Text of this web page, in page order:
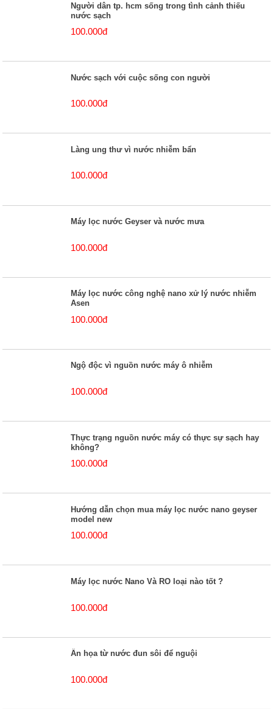
Người dân tp. hcm sống trong tình cảnh thiếu
nước sạch
100.000đ
Nước sạch với cuộc sống con người
100.000đ
Làng ung thư vì nước nhiễm bẩn
100.000đ
Máy lọc nước Geyser và nước mưa
100.000đ
Máy lọc nước công nghệ nano xử lý nước nhiễm
Asen
100.000đ
Ngộ độc vì nguồn nước máy ô nhiễm
100.000đ
Thực trạng nguồn nước máy có thực sự sạch hay
không?
100.000đ
Hướng dẫn chọn mua máy lọc nước nano geyser
model new
100.000đ
Máy lọc nước Nano Và RO loại nào tốt ?
100.000đ
Ẩn họa từ nước đun sôi để nguội
100.000đ